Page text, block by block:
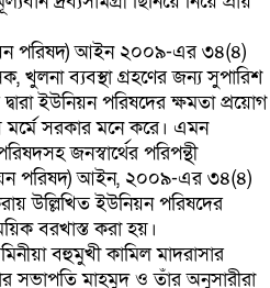
পরিষদ) আইন ২০০৯-এর ৩৪(৪)
খুলনা ব্যবস্থা গ্রহণের জন্য সুপারিশ
ইউনিয়ন পরিষদের ক্ষমতা প্রয়োগ
মর্মে সরকার মনে করে। এমন
জনস্বার্থের পরিপন্থী
পরিষদ) আইন, ২০০৯-এর ৩৪(৪)
উল্লিখিত ইউনিয়ন পরিষদের
বরখাস্ত করা হয়।
বহুমুখী কামিল মাদরাসার
সভাপতি মাহমুদ ও তাঁর অনুসারীরা